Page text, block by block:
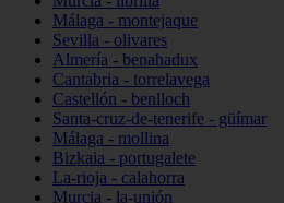
Málaga - montejaque
Sevilla - olivares
Almería - benahadux
Cantabria - torrelavega
Castellón - benlloch
Santa-cruz-de-tenerife - güímar
Málaga - mollina
Bizkaia - portugalete
La-rioja - calahorra
Murcia - la-unión